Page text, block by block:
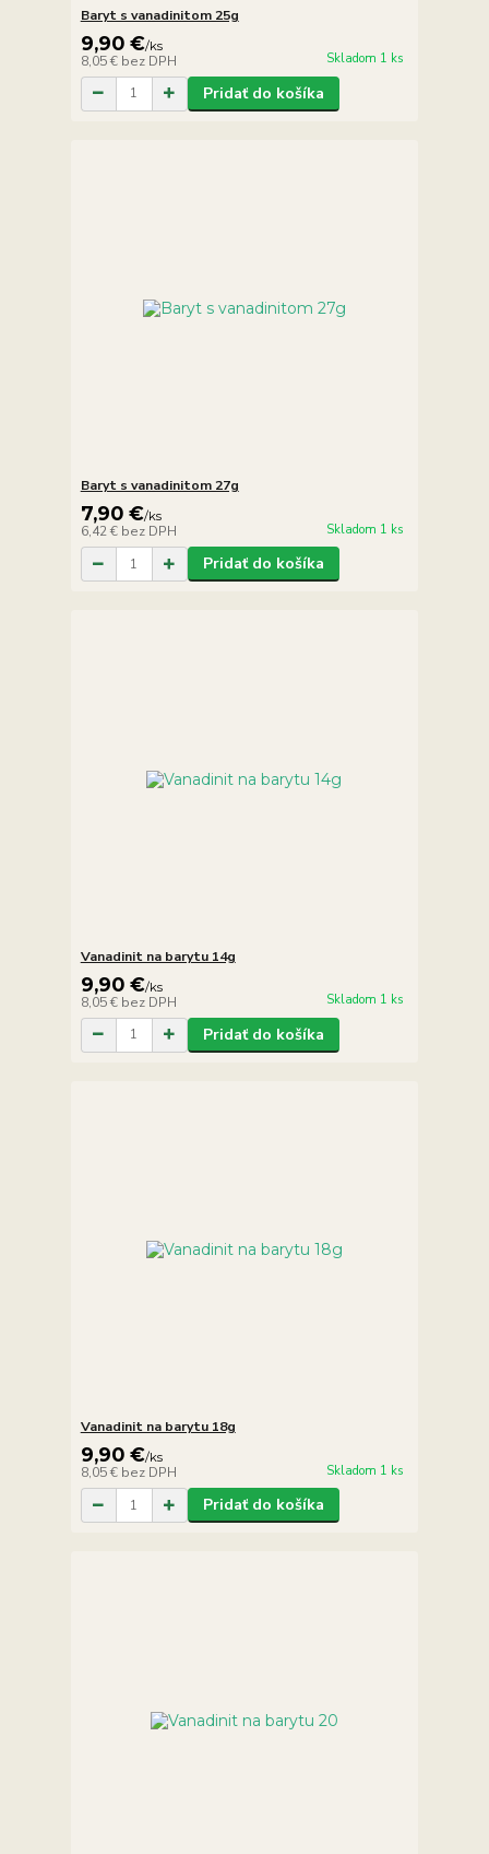
Baryt s vanadinitom 25g
9,90 €/ks
8,05 € bez DPH Skladom 1 ks
Pridať do košíka
Baryt s vanadinitom 27g
7,90 €/ks
6,42 € bez DPH Skladom 1 ks
Pridať do košíka
Vanadinit na barytu 14g
9,90 €/ks
8,05 € bez DPH Skladom 1 ks
Pridať do košíka
Vanadinit na barytu 18g
9,90 €/ks
8,05 € bez DPH Skladom 1 ks
Pridať do košíka